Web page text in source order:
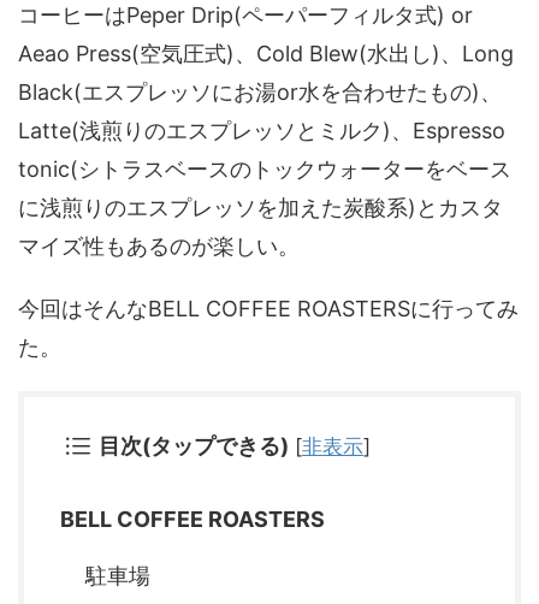
コーヒーはPeper Drip(ペーパーフィルタ式) or
Aeao Press(空気圧式)、Cold Blew(水出し)、Long
Black(エスプレッソにお湯or水を合わせたもの)、
Latte(浅煎りのエスプレッソとミルク)、Espresso
tonic(シトラスベースのトックウォーターをベース
に浅煎りのエスプレッソを加えた炭酸系)とカスタ
マイズ性もあるのが楽しい。
今回はそんなBELL COFFEE ROASTERSに行ってみ
た。
目次(タップできる) [非表示]
BELL COFFEE ROASTERS
駐車場